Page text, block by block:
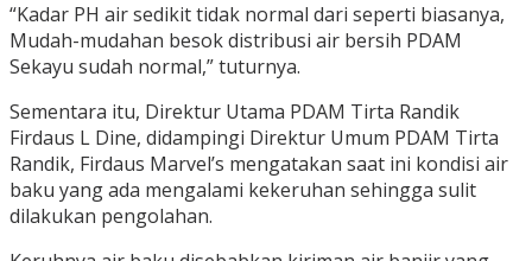
“Kadar PH air sedikit tidak normal dari seperti biasanya,
Mudah-mudahan besok distribusi air bersih PDAM
Sekayu sudah normal,” tuturnya.
Sementara itu, Direktur Utama PDAM Tirta Randik
Firdaus L Dine, didampingi Direktur Umum PDAM Tirta
Randik, Firdaus Marvel’s mengatakan saat ini kondisi air
baku yang ada mengalami kekeruhan sehingga sulit
dilakukan pengolahan.